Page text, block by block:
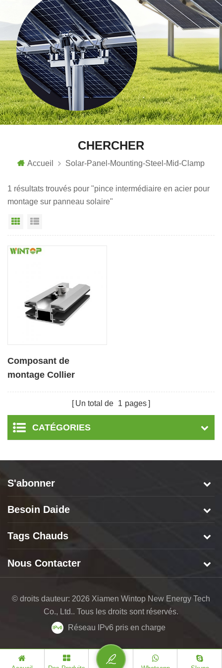
CHERCHER
Accueil Solar-Panel-Mounting-Steel-Mid-Clamp
1 résultats trouvés pour "pince intermédiaire en acier pour
montage sur panneau solaire"
Vue grille
Composant de
montage Collier
mince pour panneau
solaire
Un total de 1 pages
CATÉGORIES
S'abonner
Besoin Daide
Tags Chauds
Nous Contacter
© droits dauteur: 2026 Xiamen Wintop New Energy Tech
Co., Ltd.. Tous les droits sont réservés.
Réseau IPv6 pris en charge